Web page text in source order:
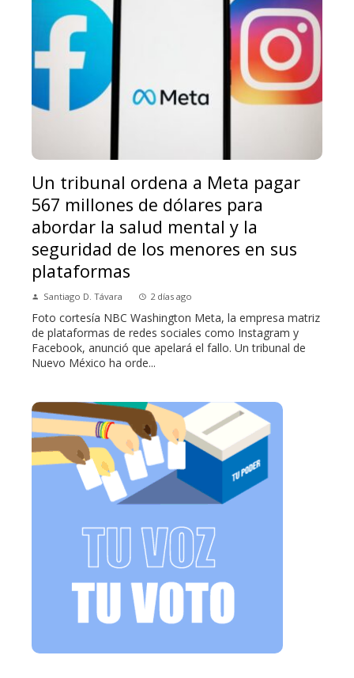
Un tribunal ordena a Meta pagar
567 millones de dólares para
abordar la salud mental y la
seguridad de los menores en sus
plataformas
Santiago D. Távara 2 días ago
Foto cortesía NBC Washington Meta, la empresa matriz
de plataformas de redes sociales como Instagram y
Facebook, anunció que apelará el fallo. Un tribunal de
Nuevo México ha orde...